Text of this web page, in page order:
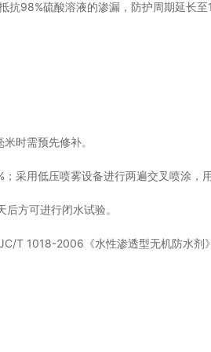
98%硫酸溶液的渗漏，防护周期延长至
时需预先修补。
采用低压喷雾设备进行两遍交叉喷涂，
方可进行闭水试验。
T 1018-2006《水性渗透型无机防水剂